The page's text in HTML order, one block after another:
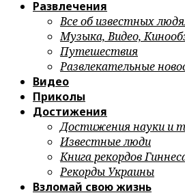
Развлечения
Все об известных
Музыка, Видео,
Путешествия
Развлекательные
Видео
Приколы
Достижения
Достижения науки и
Известные люди
Книга рекордов
Рекорды Украины
Взломай свою жизнь